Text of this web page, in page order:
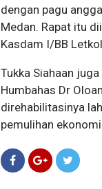
dengan pagu
Medan. Rapat itu
Kasdam I/BB
Tukka Siahaan
Humbahas Dr
direhabilitasinya
pemulihan